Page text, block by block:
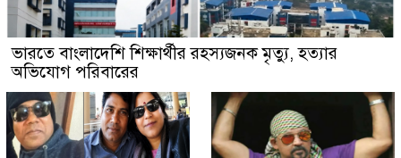
ভারতে বাংলাদেশি শিক্ষার্থীর রহস্যজনক মৃত্যু, হত্যার
অভিযোগ পরিবারের